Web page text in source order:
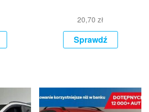
20,70zł
Sprawdź